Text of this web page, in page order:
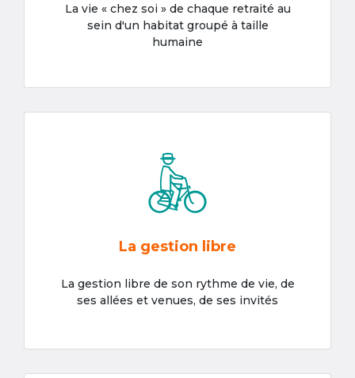
La vie « chez soi » de chaque retraité au
sein d'un habitat groupé à taille
humaine
La gestion libre
La gestion libre de son rythme de vie, de
ses allées et venues, de ses invités